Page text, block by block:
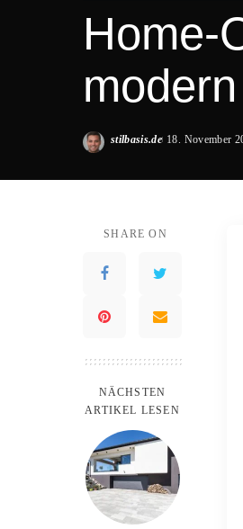
Home-
Posted
stilbasis.de 18. November
SHARE ON
NÄCHSTEN
ARTIKEL LESEN